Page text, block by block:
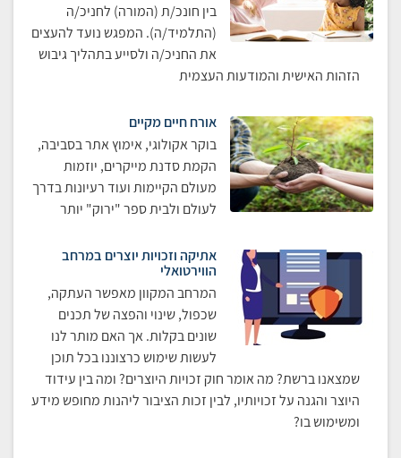
בין חונכ/ת (המורה) לחניכ/ה
(התלמיד/ה). המפגש נועד להעצים
את החניכ/ה ולסייע בתהליך גיבוש
הזהות האישית והמודעות העצמית
אורח חיים מקיים
בוקר אקולוגי, אימוץ אתר בסביבה,
הקמת סדנת מייקרים, יוזמות
מעולם הקיימות ועוד רעיונות בדרך
לעולם ולבית ספר "ירוק" יותר
אתיקה וזכויות יוצרים במרחב
הווירטואלי
המרחב המקוון מאפשר העתקה,
שכפול, שינוי והפצה של תכנים
שונים בקלות. אך האם מותר לנו
לעשות שימוש כרצוננו בכל תוכן
שמצאנו ברשת? מה אומר חוק זכויות היוצרים? ומה בין עידוד
היוצר והגנה על זכויותיו, לבין זכות הציבור ליהנות מחופש מידע
ומשימוש בו?